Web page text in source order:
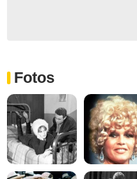
Fotos